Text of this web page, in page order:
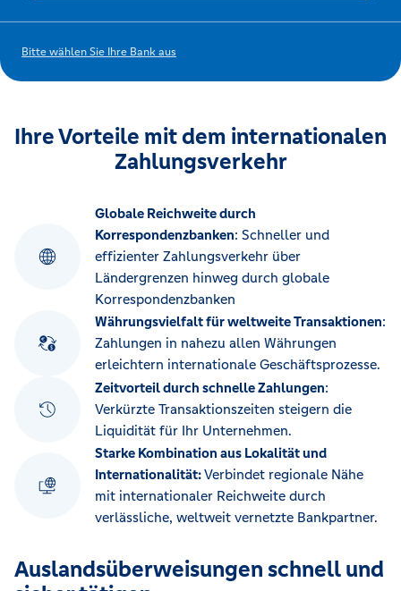
Bitte wählen Sie Ihre Bank aus
Ihre Vorteile mit dem internationalen
Zahlungsverkehr
Globale Reichweite durch
Korrespondenzbanken: Schneller und
effizienter Zahlungsverkehr über
Ländergrenzen hinweg durch globale
Korrespondenzbanken
Währungsvielfalt für weltweite Transaktionen:
Zahlungen in nahezu allen Währungen
erleichtern internationale Geschäftsprozesse.
Zeitvorteil durch schnelle Zahlungen:
Verkürzte Transaktionszeiten steigern die
Liquidität für Ihr Unternehmen.
Starke Kombination aus Lokalität und
Internationalität:Verbindet regionale Nähe
mit internationaler Reichweite durch
verlässliche, weltweit vernetzte Bankpartner.
Auslandsüberweisungen schnell und